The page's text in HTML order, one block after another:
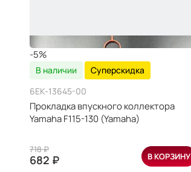
-5%
В наличии
Суперскидка
6EK-13645-00
Прокладка впускного коллектора
Yamaha F115-130 (Yamaha)
718 ₽
682 ₽ В КОРЗИНУ